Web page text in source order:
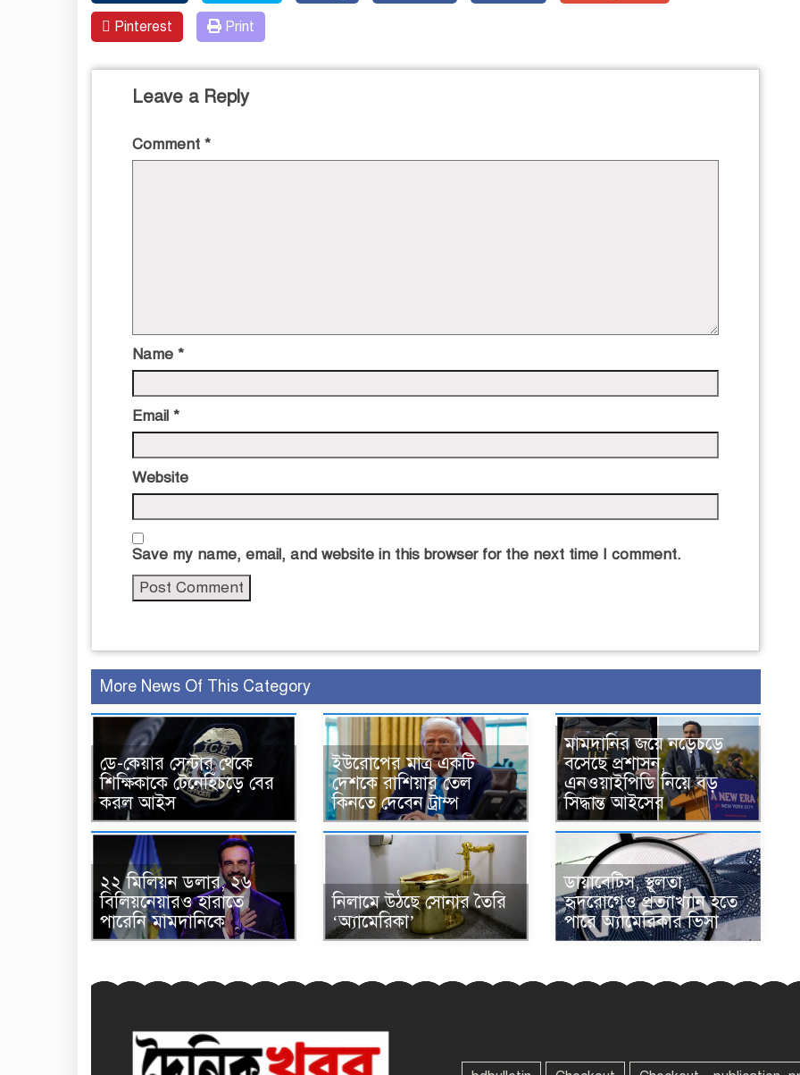
Pinterest Print
Leave a Reply
Comment *
Name *
Email *
Website
Save my name, email, and website in this browser for the next time I comment.
More News Of This Category
ডে-কেয়ার সেন্টার থেকে
শিক্ষিকাকে টেনেহিঁচড়ে বের
করল আইস
ইউরোপের মাত্র একটি
দেশকে রাশিয়ার তেল
কিনতে দেবেন ট্রাম্প
মামদানির জয়ে নড়েচড়ে
বসেছে প্রশাসন,
এনওয়াইপিডি নিয়ে বড়
সিদ্ধান্ত আইসের
২২ মিলিয়ন ডলার, ২৬
বিলিয়নেয়ারও হারাতে
পারেনি মামদানিকে
নিলামে উঠছে সোনার তৈরি
‘অ্যামেরিকা’
ডায়াবেটিস, স্থূলতা,
হৃদরোগেও প্রত্যাখ্যান হতে
পারে অ্যামেরিকার ভিসা